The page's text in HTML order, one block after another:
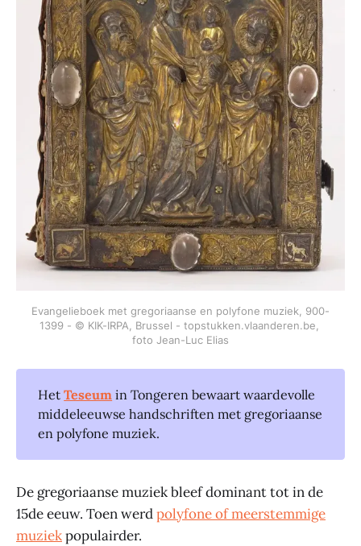
Evangelieboek met gregoriaanse en polyfone muziek, 900-
1399 - © KIK-IRPA, Brussel - topstukken.vlaanderen.be,
foto Jean-Luc Elias
HetTeseum in Tongeren bewaart waardevolle
middeleeuwse handschriften met gregoriaanse
en polyfone muziek.
De gregoriaanse muziek bleef dominant tot in de
15de eeuw. Toen werdpolyfone of meerstemmige
muziekpopulairder.